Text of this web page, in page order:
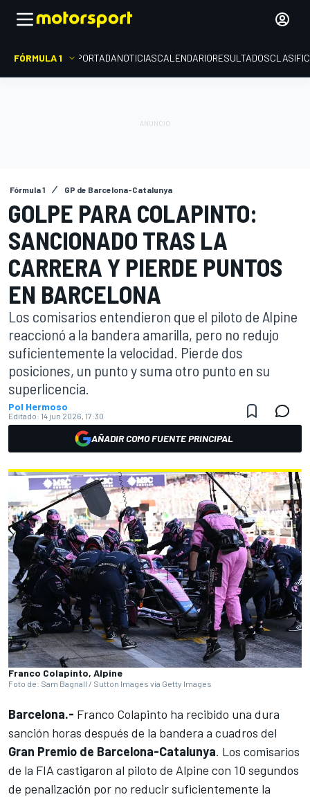
FÓRMULA 1 PORTADANOTICIASCALENDARIORESULTADOS
Fórmula 1 GP de Barcelona-Catalunya
GOLPE PARA COLAPINTO:
SANCIONADO TRAS LA
CARRERA Y PIERDE PUNTOS
EN BARCELONA
Los comisarios entendieron que el piloto de Alpine
reaccionó a la bandera amarilla, pero no redujo
suficientemente la velocidad. Pierde dos
posiciones, un punto y suma otro punto en su
superlicencia.
Pol Hermoso
Editado: 14 jun 2026, 17:30
AÑADIR COMO FUENTE PRINCIPAL
Franco Colapinto, Alpine
Foto de: Sam Bagnall / Sutton Images via Getty Images
Barcelona.- Franco Colapinto ha recibido una dura
sanción horas después de la bandera a cuadros del
Gran Premio de Barcelona-Catalunya. Los comisarios
de la FIA castigaron al piloto de Alpine con 10 segundos
de penalización por no reducir suficientemente la